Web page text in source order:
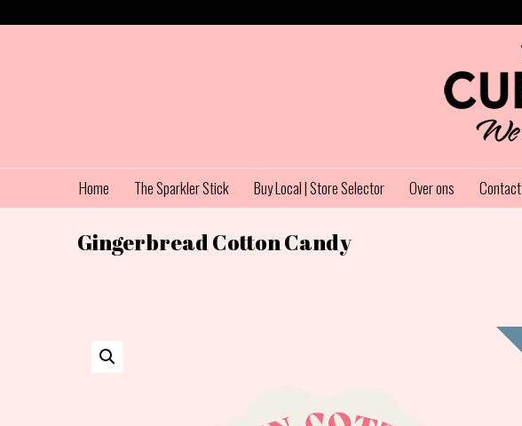
Home The Sparkler Stick Buy Local | Store Selector Over ons Contact
Gingerbread Cotton Candy